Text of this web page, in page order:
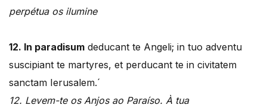
perpétua os ilumine
12. In paradisum deducant te Angeli; in tuo adventu
suscipiant te martyres, et perducant te in civitatem
sanctam Ierusalem.´
12. Levem-te os Anjos ao Paraíso. À tua